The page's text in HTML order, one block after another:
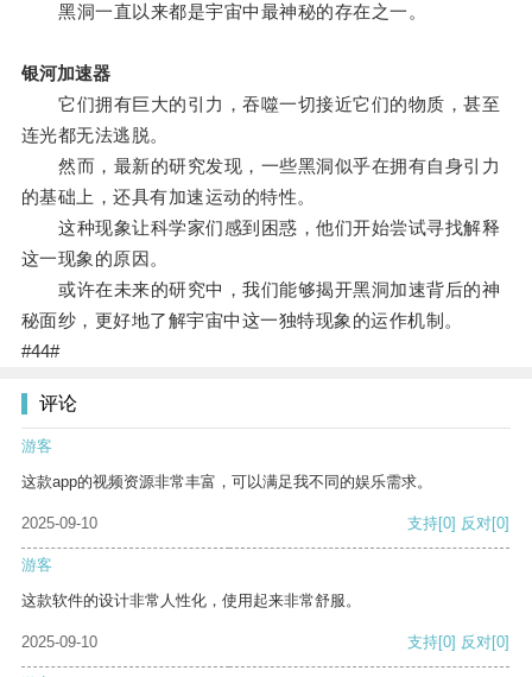
黑洞一直以来都是宇宙中最神秘的存在之一。
银河加速器
它们拥有巨大的引力，吞噬一切接近它们的物质，甚至
连光都无法逃脱。
然而，最新的研究发现，一些黑洞似乎在拥有自身引力
的基础上，还具有加速运动的特性。
这种现象让科学家们感到困惑，他们开始尝试寻找解释
这一现象的原因。
或许在未来的研究中，我们能够揭开黑洞加速背后的神
秘面纱，更好地了解宇宙中这一独特现象的运作机制。
#44#
评论
游客
这款app的视频资源非常丰富，可以满足我不同的娱乐需求。
2025-09-10 支持[0] 反对[0]
游客
这款软件的设计非常人性化，使用起来非常舒服。
2025-09-10 支持[0] 反对[0]